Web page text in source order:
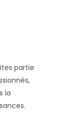
partie
la